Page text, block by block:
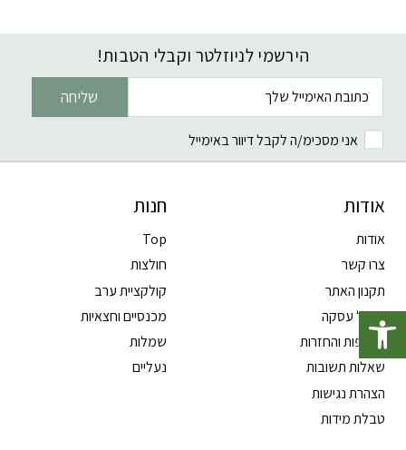
פתח סרגל נגישות
הירשמי לניוזלטר וקבלי הטבות!
שליחה
אני מסכימ/ה לקבל דיוור באימייל
אודות
אודות
צרו קשר
תקנון האתר
ביטול עסקה
החלפות והחזרות
שאלות תשובות
הצהרת נגישות
טבלת מידות
חנות
Top
חולצות
קולקציית ערב
מכנסיים וחצאיות
שמלות
נעליים